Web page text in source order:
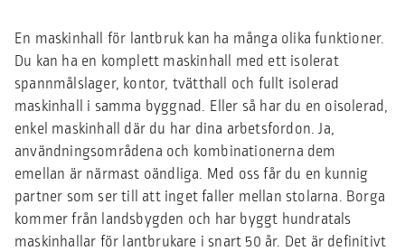
En maskinhall för lantbruk kan ha många olika funktioner.
Du kan ha en komplett maskinhall med ett isolerat
spannmålslager, kontor, tvätthall och fullt isolerad
maskinhall i samma byggnad. Eller så har du en oisolerad,
enkel maskinhall där du har dina arbetsfordon. Ja,
användningsområdena och kombinationerna dem
emellan är närmast oändliga. Med oss får du en kunnig
partner som ser till att inget faller mellan stolarna. Borga
kommer från landsbygden och har byggt hundratals
maskinhallar för lantbrukare i snart 50 år. Det är definitivt